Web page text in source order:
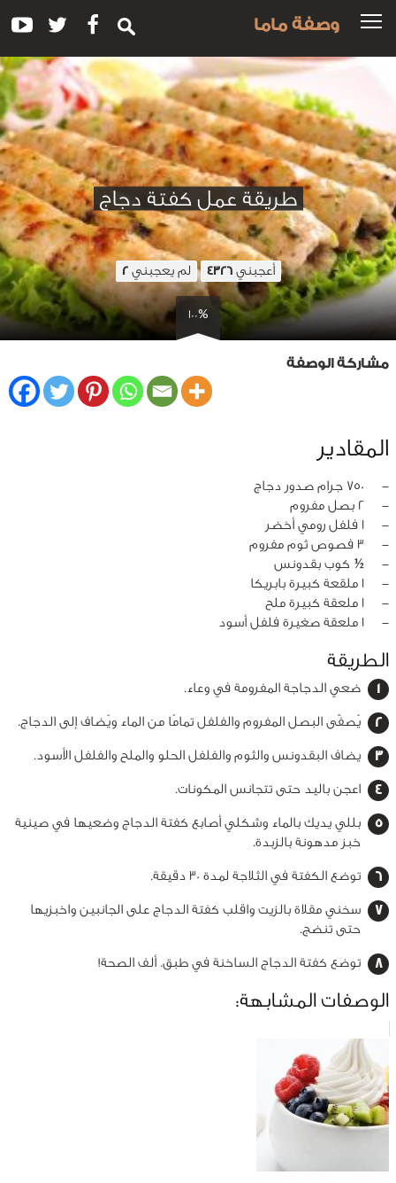
وصفة ماما
طريقة عمل كفتة دجاج
أعجبني4326 لم يعجبني2
100%
مشاركة الوصفة
المقادير
‏-
750 جرام صدور دجاج
‏-
2 بصل مفروم
‏-
1 فلفل رومي أخضر
‏-
3 فصوص ثوم مفروم
‏-
½ كوب بقدونس
‏-
1 ملقعة كبيرة بابريكا
‏-
1 ملعقة كبيرة ملح
‏-
1 ملعقة صغيرة فلفل أسود
الطريقة
ضعي الدجاجة المفرومة في وعاء.
يُصفّى البصل المفروم والفلفل تمامًا من الماء ويُضاف إلى الدجاج.
يضاف البقدونس والثوم والفلفل الحلو والملح والفلفل الأسود.
اعجن باليد حتى تتجانس المكونات.
بللي يديك بالماء وشكلي أصابع كفتة الدجاج وضعيها في صينية
خبز مدهونة بالزبدة.
توضع الكفتة في الثلاجة لمدة 30 دقيقة.
سخني مقلاة بالزيت واقلب كفتة الدجاج على الجانبين واخبزيها
حتى تنضج.
توضع كفتة الدجاج الساخنة في طبق. ألف الصحة!
الوصفات المشابهة: